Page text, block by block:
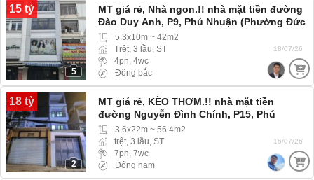
15 tỷ
5
MT giá rẻ, Nhà ngon.!! nhà mặt tiền đường
Đào Duy Anh, P9, Phú Nhuận (Phường Đức
Nhuận)5.3x10m ~ 42m2
Trệt, 3 lầu, ST
4pn, 4wc
Đông bắc
18/07/26
18 tỷ
2
MT giá rẻ, KÈO THƠM.!! nhà mặt tiền
đường Nguyễn Đình Chính, P15, Phú
Nhuận (Phường Phú Nhuận)
3.6x22m ~ 56.4m2
trệt, 3 lầu, ST
7pn, 7wc
Đông nam
16/07/26